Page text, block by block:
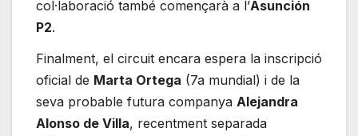
col·laboració també començarà a l’Asunción
P2.
Finalment, el circuit encara espera la inscripció
oficial de Marta Ortega (7a mundial) i de la
seva probable futura companya Alejandra
Alonso de Villa, recentment separada